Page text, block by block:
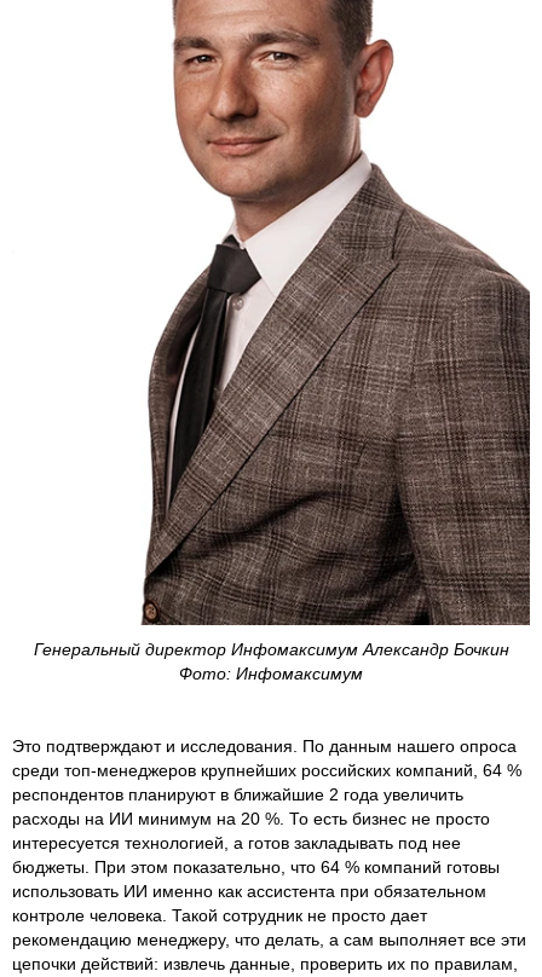
Генеральный директор Инфомаксимум Александр Бочкин
Фото: Инфомаксимум
Это подтверждают и исследования. По данным нашего опроса
среди топ-менеджеров крупнейших российских компаний, 64 %
респондентов планируют в ближайшие 2 года увеличить
расходы на ИИ минимум на 20 %. То есть бизнес не просто
интересуется технологией, а готов закладывать под нее
бюджеты. При этом показательно, что 64 % компаний готовы
использовать ИИ именно как ассистента при обязательном
контроле человека. Такой сотрудник не просто дает
рекомендацию менеджеру, что делать, а сам выполняет все эти
цепочки действий: извлечь данные, проверить их по правилам,